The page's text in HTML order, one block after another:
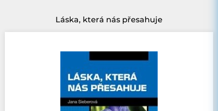
Láska, která nás přesahuje